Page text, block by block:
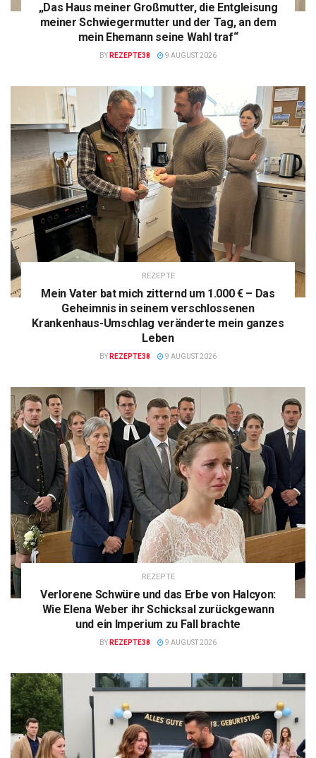
„Das Haus meiner Großmutter, die Entgleisung
meiner Schwiegermutter und der Tag, an dem
mein Ehemann seine Wahl traf“
BY REZEPTE38 9 AUGUST 2026
REZEPTE
Mein Vater bat mich zitternd um 1.000 € – Das
Geheimnis in seinem verschlossenen
Krankenhaus-Umschlag veränderte mein ganzes
Leben
BY REZEPTE38 9 AUGUST 2026
REZEPTE
Verlorene Schwüre und das Erbe von Halcyon:
Wie Elena Weber ihr Schicksal zurückgewann
und ein Imperium zu Fall brachte
BY REZEPTE38 9 AUGUST 2026